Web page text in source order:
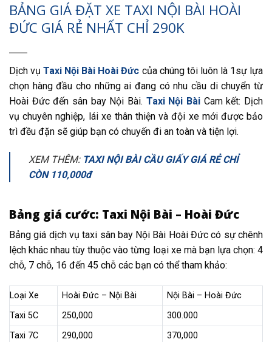
BẢNG GIÁ ĐẶT XE TAXI NỘI BÀI HOÀI
ĐỨC GIÁ RẺ NHẤT CHỈ 290K
Dịch vụTaxi Nội Bài Hoài Đức của chúng tôi luôn là 1sự lựa
chọn hàng đầu cho những ai đang có nhu cầu di chuyển từ
Hoài Đức đến sân bay Nội Bài. Taxi Nội Bài Cam kết: Dịch
vụ chuyên nghiệp, lái xe thân thiện và đội xe mới được bảo
trì đều đặn sẽ giúp bạn có chuyến đi an toàn và tiện lợi.
XEM THÊM: TAXI NỘI BÀI CẦU GIẤY GIÁ RẺ CHỈ
CÒN 110,000đ
Bảng giá cước: Taxi Nội Bài – Hoài Đức
Bảng giá dịch vụ taxi sân bay Nội Bài Hoài Đức có sự chênh
lệch khác nhau tùy thuộc vào từng loại xe mà bạn lựa chọn: 4
chỗ, 7 chỗ, 16 đến 45 chỗ các bạn có thể tham khảo:
Loại Xe Hoài Đức – Nội Bài
Nội Bài – Hoài Đức
Taxi 5C
250,000
300.000
Taxi 7C
290,000
370,000